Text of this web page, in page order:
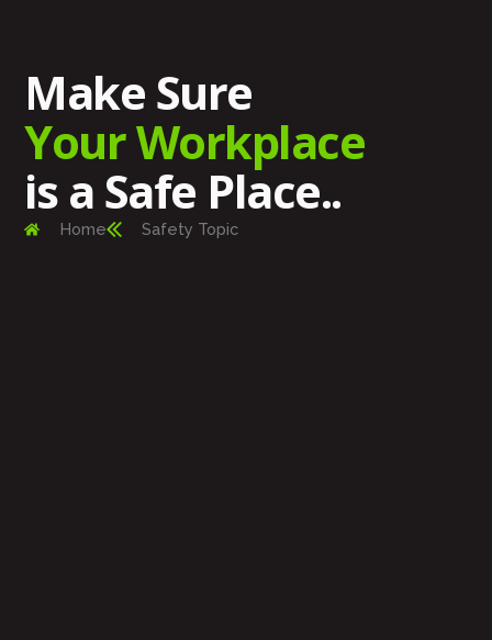
Make Sure
Your Workplace
is a Safe Place..
Home Safety Topic